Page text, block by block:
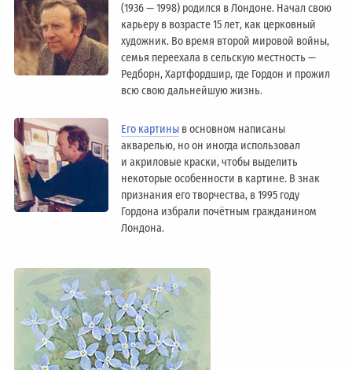
(1936 — 1998) родился в Лондоне. Начал свою
карьеру в возрасте 15 лет, как церковный
художник. Во время второй мировой войны,
семья переехала в сельскую местность —
Редборн, Хартфордшир, где Гордон и прожил
всю свою дальнейшую жизнь.
Его картины в основном написаны
акварелью, но он иногда использовал
и акриловые краски, чтобы выделить
некоторые особенности в картине. В знак
признания его творчества, в 1995 году
Гордона избрали почётным гражданином
Лондонa.